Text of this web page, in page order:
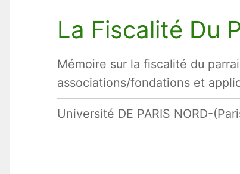
La Fiscalité Du
Mémoire sur la fiscalité du
associations/fondations et
Université DE PARIS NORD-